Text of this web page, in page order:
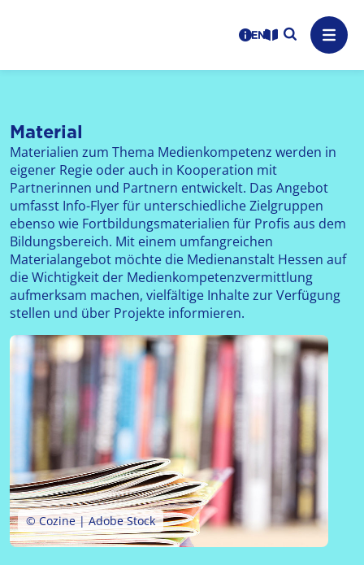
Logo: LPR Medienanstalt Hessen, Claim: Medien,
Benutzerhinweise
informations in
Leichte Sprache
Suche
Material
Materialien zum Thema Medienkompetenz werden in
eigener Regie oder auch in Kooperation mit
Partnerinnen und Partnern entwickelt. Das Angebot
umfasst Info-Flyer für unterschiedliche Zielgruppen
ebenso wie Fortbildungsmaterialien für Profis aus dem
Bildungsbereich. Mit einem umfangreichen
Materialangebot möchte die Medienanstalt Hessen auf
die Wichtigkeit der Medienkompetenzvermittlung
aufmerksam machen, vielfältige Inhalte zur Verfügung
stellen und über Projekte informieren.
© Cozine | Adobe Stock